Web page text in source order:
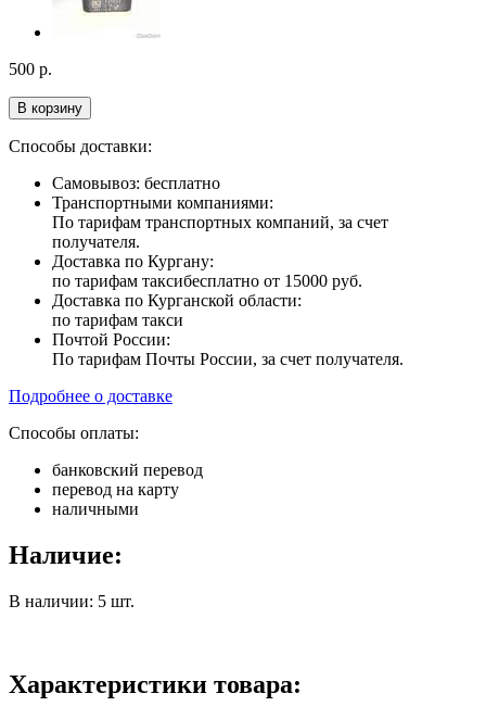
500 р.
В корзину
Способы доставки:
Самовывоз: бесплатно
Транспортными компаниями:
По тарифам транспортных компаний, за счет
получателя.
Доставка по Кургану:
по тарифам таксибесплатно от 15000 руб.
Доставка по Курганской области:
по тарифам такси
Почтой России:
По тарифам Почты России, за счет получателя.
Подробнее о доставке
Способы оплаты:
банковский перевод
перевод на карту
наличными
Наличие:
В наличии: 5 шт.
Характеристики товара: